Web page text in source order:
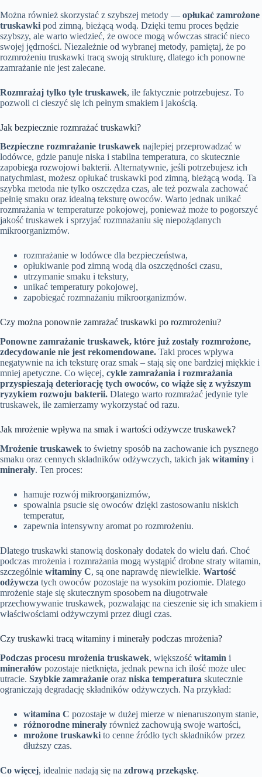
Można również skorzystać z szybszej metody — opłukać zamrożone
truskawki pod zimną, bieżącą wodą. Dzięki temu proces będzie
szybszy, ale warto wiedzieć, że owoce mogą wówczas stracić nieco
swojej jędrności. Niezależnie od wybranej metody, pamiętaj, że po
rozmrożeniu truskawki tracą swoją strukturę, dlatego ich ponowne
zamrażanie nie jest zalecane.
Rozmrażaj tylko tyle truskawek, ile faktycznie potrzebujesz. To
pozwoli ci cieszyć się ich pełnym smakiem i jakością.
Jak bezpiecznie rozmrażać truskawki?
Bezpieczne rozmrażanie truskawek najlepiej przeprowadzać w
lodówce, gdzie panuje niska i stabilna temperatura, co skutecznie
zapobiega rozwojowi bakterii. Alternatywnie, jeśli potrzebujesz ich
natychmiast, możesz opłukać truskawki pod zimną, bieżącą wodą. Ta
szybka metoda nie tylko oszczędza czas, ale też pozwala zachować
pełnię smaku oraz idealną teksturę owoców. Warto jednak unikać
rozmrażania w temperaturze pokojowej, ponieważ może to pogorszyć
jakość truskawek i sprzyjać rozmnażaniu się niepożądanych
mikroorganizmów.
rozmrażanie w lodówce dla bezpieczeństwa,
opłukiwanie pod zimną wodą dla oszczędności czasu,
utrzymanie smaku i tekstury,
unikać temperatury pokojowej,
zapobiegać rozmnażaniu mikroorganizmów.
Czy można ponownie zamrażać truskawki po rozmrożeniu?
Ponowne zamrażanie truskawek, które już zostały rozmrożone,
zdecydowanie nie jest rekomendowane. Taki proces wpływa
negatywnie na ich teksturę oraz smak – stają się one bardziej miękkie i
mniej apetyczne. Co więcej, cykle zamrażania i rozmrażania
przyspieszają deteriorację tych owoców, co wiąże się z wyższym
ryzykiem rozwoju bakterii. Dlatego warto rozmrażać jedynie tyle
truskawek, ile zamierzamy wykorzystać od razu.
Jak mrożenie wpływa na smak i wartości odżywcze truskawek?
Mrożenie truskawek to świetny sposób na zachowanie ich pysznego
smaku oraz cennych składników odżywczych, takich jak witaminy i
minerały. Ten proces:
hamuje rozwój mikroorganizmów,
spowalnia psucie się owoców dzięki zastosowaniu niskich
temperatur,
zapewnia intensywny aromat po rozmrożeniu.
Dlatego truskawki stanowią doskonały dodatek do wielu dań. Choć
podczas mrożenia i rozmrażania mogą wystąpić drobne straty witamin,
szczególnie witaminy C, są one naprawdę niewielkie. Wartość
odżywcza tych owoców pozostaje na wysokim poziomie. Dlatego
mrożenie staje się skutecznym sposobem na długotrwałe
przechowywanie truskawek, pozwalając na cieszenie się ich smakiem i
właściwościami odżywczymi przez długi czas.
Czy truskawki tracą witaminy i minerały podczas mrożenia?
Podczas procesu mrożenia truskawek, większość witamin i
minerałów pozostaje nietknięta, jednak pewna ich ilość może ulec
utracie. Szybkie zamrażanie oraz niska temperatura skutecznie
ograniczają degradację składników odżywczych. Na przykład:
witamina C pozostaje w dużej mierze w nienaruszonym stanie,
różnorodne minerały również zachowują swoje wartości,
mrożone truskawki to cenne źródło tych składników przez
dłuższy czas.
Co więcej, idealnie nadają się na zdrową przekąskę.